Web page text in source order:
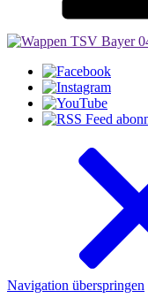
Navigation überspringen